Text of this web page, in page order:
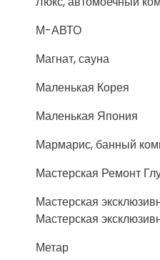
М-АВТО
Магнат, сауна
Маленькая Корея
Маленькая Япония
Мармарис, банный
Мастерская Ремонт
Мастерская
Мастерская
Метар